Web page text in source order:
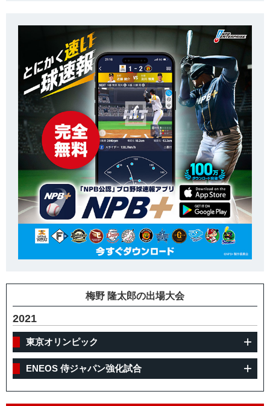
梅野 隆太郎の出場大会
2021
東京オリンピック
ENEOS 侍ジャパン強化試合